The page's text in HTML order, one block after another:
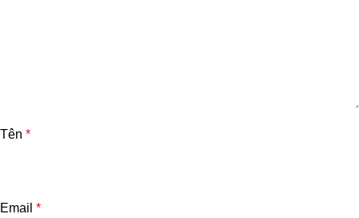
Tên *
Email *